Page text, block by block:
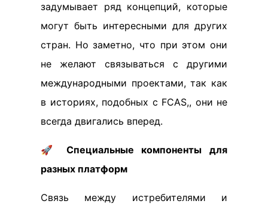
задумывает ряд концепций, которые
могут быть интересными для других
стран. Но заметно, что при этом они
не желают связываться с другими
международными проектами, так как
в историях, подобных с FCAS,, они не
всегда двигались вперед.
🚀 Специальные компоненты для
разных платформ
Связь между истребителями и